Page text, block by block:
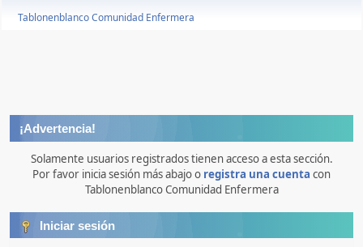
Tablonenblanco Comunidad Enfermera
¡Advertencia!
Solamente usuarios registrados tienen acceso a esta sección.
Por favor inicia sesión más abajo o registra una cuenta con
Tablonenblanco Comunidad Enfermera
Iniciar sesión